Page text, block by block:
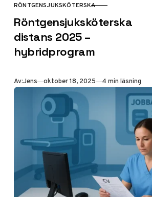
KATEGORI
RÖNTGENSJUKSKÖTERSKA
Röntgensjuksköterska
distans 2025 –
hybridprogram
Av:Jens Publicerad
oktober 18, 2025 4 min läsning